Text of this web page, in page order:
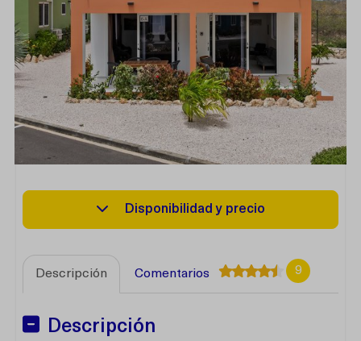
Disponibilidad y precio
Descripción Comentarios 9
Descripción